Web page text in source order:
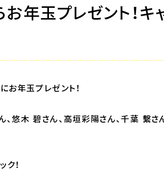
お年玉プレゼント！
お年玉プレゼント！
、悠木 碧さん、高垣彩陽さん、千葉 繫
ク！